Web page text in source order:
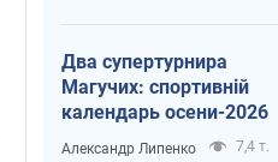
Два супертурнира
Магучих: спортивній
календарь осени-2026
Александр Липенко 7,4 т.